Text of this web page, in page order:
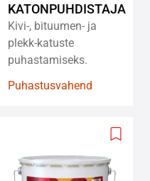
KATONPUHDISTAJA
Kivi-, bituumen- ja
plekk-katuste
puhastamiseks.
Puhastusvahend
Add